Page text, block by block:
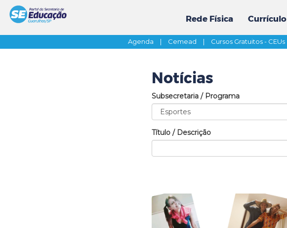
Rede Física Currículo
Agenda | Cemead | Cursos Gratuitos - CEUs
Notícias
Subsecretaria / Programa
Título / Descrição